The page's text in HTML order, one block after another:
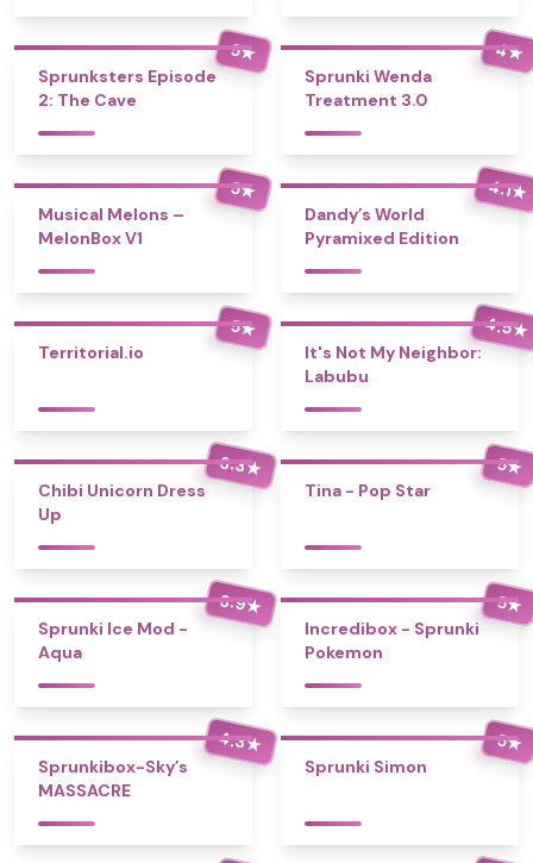
5★
Sprunksters Episode
2: The Cave
4★
Sprunki Wenda
Treatment 3.0
5★
Musical Melons –
MelonBox V1
4.1★
Dandy’s World
Pyramixed Edition
5★
Territorial.io
4.5★
It's Not My Neighbor:
Labubu
3.3★
Chibi Unicorn Dress
Up
5★
Tina - Pop Star
3.9★
Sprunki Ice Mod -
Aqua
5★
Incredibox - Sprunki
Pokemon
4.3★
Sprunkibox-Sky’s
MASSACRE
5★
Sprunki Simon